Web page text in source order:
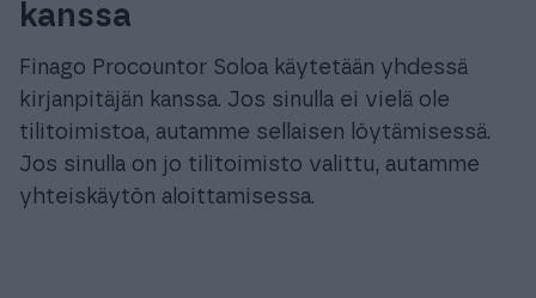
kanssa
Finago Procountor Soloa käytetään yhdessä
kirjanpitäjän kanssa. Jos sinulla ei vielä ole
tilitoimistoa, autamme sellaisen löytämisessä.
Jos sinulla on jo tilitoimisto valittu, autamme
yhteiskäytön aloittamisessa.